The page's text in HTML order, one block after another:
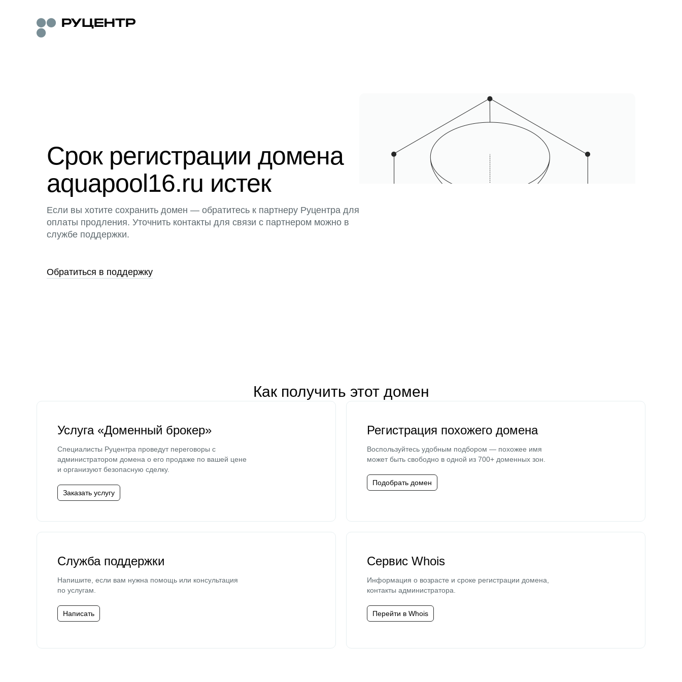
Срок регистрации домена
aquapool16.ru истек
Если вы хотите сохранить домен — обратитесь к партнеру Руцентра для
оплаты продления. Уточнить контакты для связи с партнером можно в
службе поддержки.
Обратиться в поддержку
Как получить этот домен
Услуга «Доменный брокер»
Специалисты Руцентра проведут переговоры с
администратором домена о его продаже по вашей цене
и организуют безопасную сделку.
Заказать услугу
Регистрация похожего домена
Воспользуйтесь удобным подбором — похожее имя
может быть свободно в одной из 700+ доменных зон.
Подобрать домен
Служба поддержки
Напишите, если вам нужна помощь или консультация
по услугам.
Написать
Сервис Whois
Информация о возрасте и сроке регистрации домена,
контакты администратора.
Перейти в Whois